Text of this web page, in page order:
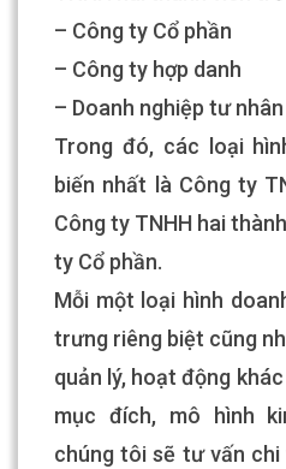
– Công ty Cổ phần
– Công ty hợp danh
– Doanh nghiệp tư nhân
Trong đó, các loại
biến nhất là Công ty
Công ty TNHH hai
ty Cổ phần.
Mỗi một loại hình
trưng riêng biệt cũng
quản lý, hoạt động
mục đích, mô hình
chúng tôi sẽ tư vấn